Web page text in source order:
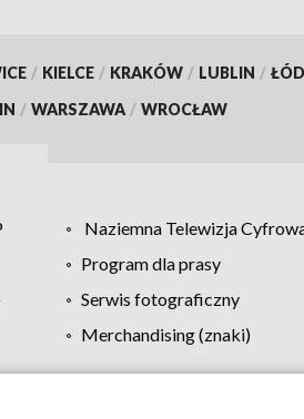
/ KIELCE / KRAKÓW / LUBLIN /
/ WARSZAWA / WROCŁAW
Naziemna Telewizja
Program dla prasy
Serwis fotograficzny
Merchandising (znaki)